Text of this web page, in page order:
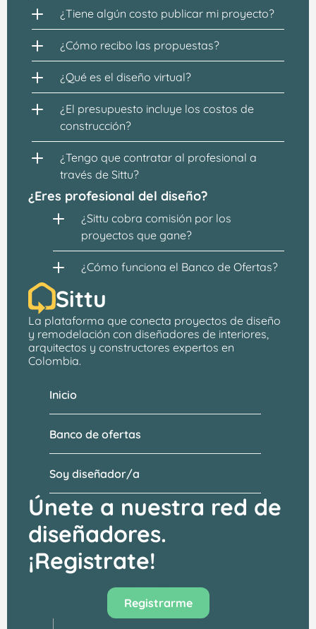
¿Tiene algún costo publicar mi proyecto?
¿Cómo recibo las propuestas?
¿Qué es el diseño virtual?
¿El presupuesto incluye los costos de
construcción?
¿Tengo que contratar al profesional a
través de Sittu?
¿Eres profesional del diseño?
¿Sittu cobra comisión por los
proyectos que gane?
¿Cómo funciona el Banco de Ofertas?
Sittu
La plataforma que conecta proyectos de diseño
y remodelación con diseñadores de interiores,
arquitectos y constructores expertos en
Colombia.
Banco de ofertas
Soy diseñador/a
Inicio
Únete a nuestra red de
diseñadores.
¡Registrate!
Registrarme